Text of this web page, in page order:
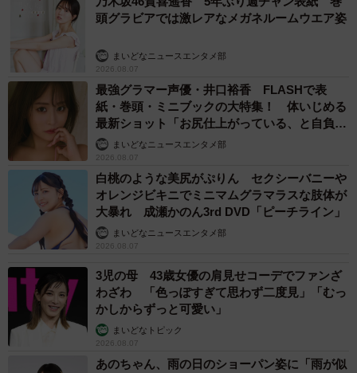
頭グラビアでは激レアなメガネルームウエア姿
まいどなニュースエンタメ部
2026.08.07
最強グラマー声優・井口裕香 FLASHで表
紙・巻頭・ミニブックの大特集！ 体いじめる
最新ショット「お尻仕上がっている、と自負し
ています」「いくつになっても理想の身体でい
たい」
まいどなニュースエンタメ部
2026.08.07
白桃のような美尻がぷりん セクシーバニーや
オレンジビキニでミニマムグラマラスな肢体が
大暴れ 成瀬かのん3rd DVD「ピーチライン」
まいどなニュースエンタメ部
2026.08.07
3児の母 43歳女優の肩見せコーデでファンざ
わざわ 「色っぽすぎて思わず二度見」「むっ
かしからずっと可愛い」
まいどなトピック
2026.08.07
あのちゃん、雨の日のショーパン姿に「雨が似